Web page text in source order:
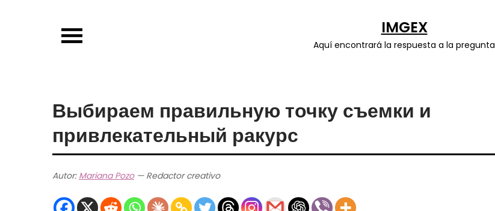
IMGEX
Aquí encontrará la respuesta a la pregunta
Выбираем правильную точку съемки и
привлекательный ракурс
Autor: Mariana Pozo— Redactor creativo